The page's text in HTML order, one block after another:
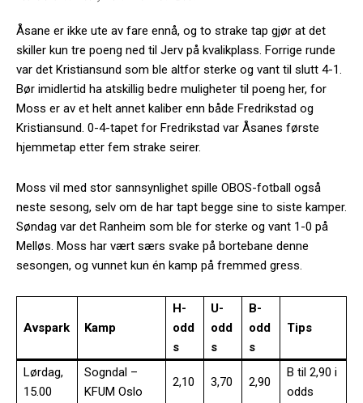
Åsane er ikke ute av fare ennå, og to strake tap gjør at det
skiller kun tre poeng ned til Jerv på kvalikplass. Forrige runde
var det Kristiansund som ble altfor sterke og vant til slutt 4-1.
Bør imidlertid ha atskillig bedre muligheter til poeng her, for
Moss er av et helt annet kaliber enn både Fredrikstad og
Kristiansund. 0-4-tapet for Fredrikstad var Åsanes første
hjemmetap etter fem strake seirer.
Moss vil med stor sannsynlighet spille OBOS-fotball også
neste sesong, selv om de har tapt begge sine to siste kamper.
Søndag var det Ranheim som ble for sterke og vant 1-0 på
Melløs. Moss har vært særs svake på bortebane denne
sesongen, og vunnet kun én kamp på fremmed gress.
Avspark Kamp
H-
odd
s
U-
odd
s
B-
odd
s
Tips
Lørdag,
15.00
Sogndal –
KFUM Oslo
2,10 3,70 2,90
B til 2,90 i
odds